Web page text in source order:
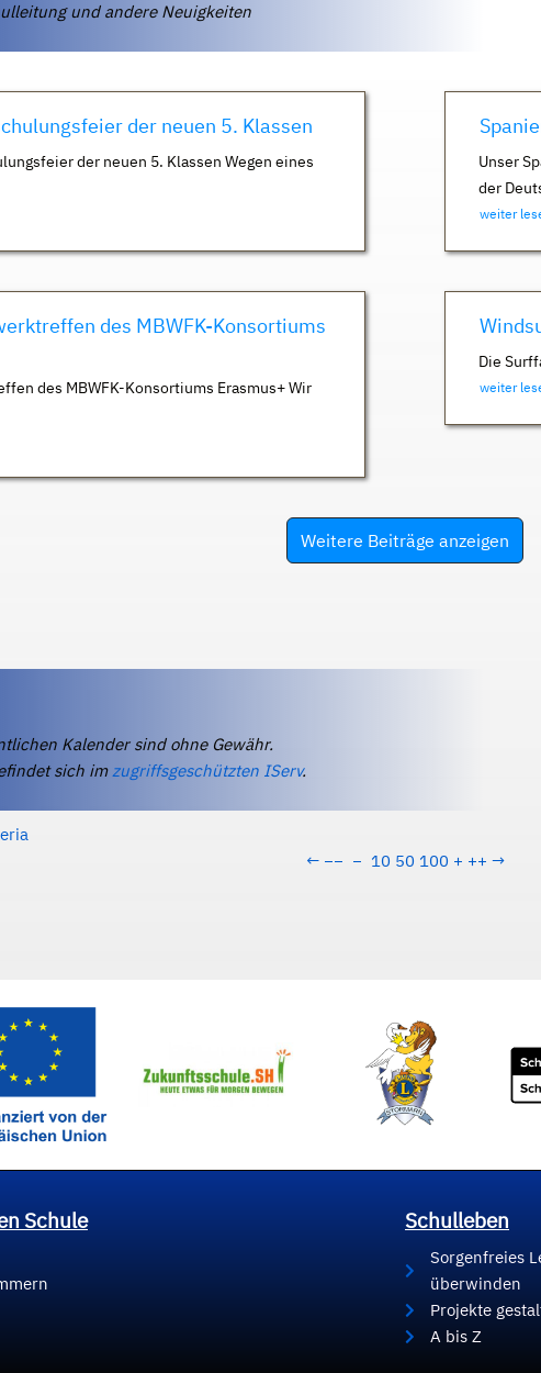
und andere Neuigkeiten
der neuen 5. Klassen
der neuen 5. Klassen Wegen eines
Unser
der
weiter
des MBWFK-Konsortiums
des MBWFK-Konsortiums Erasmus+ Wir
Die
weiter
Weitere Beiträge anzeigen
Kalender sind ohne Gewähr.
sich imzugriffsgeschützten IServ.
← −− − 10 50 100 + ++ →
Schule Schulleben
Sorgenfreies
überwinden
Projekte
A bis Z